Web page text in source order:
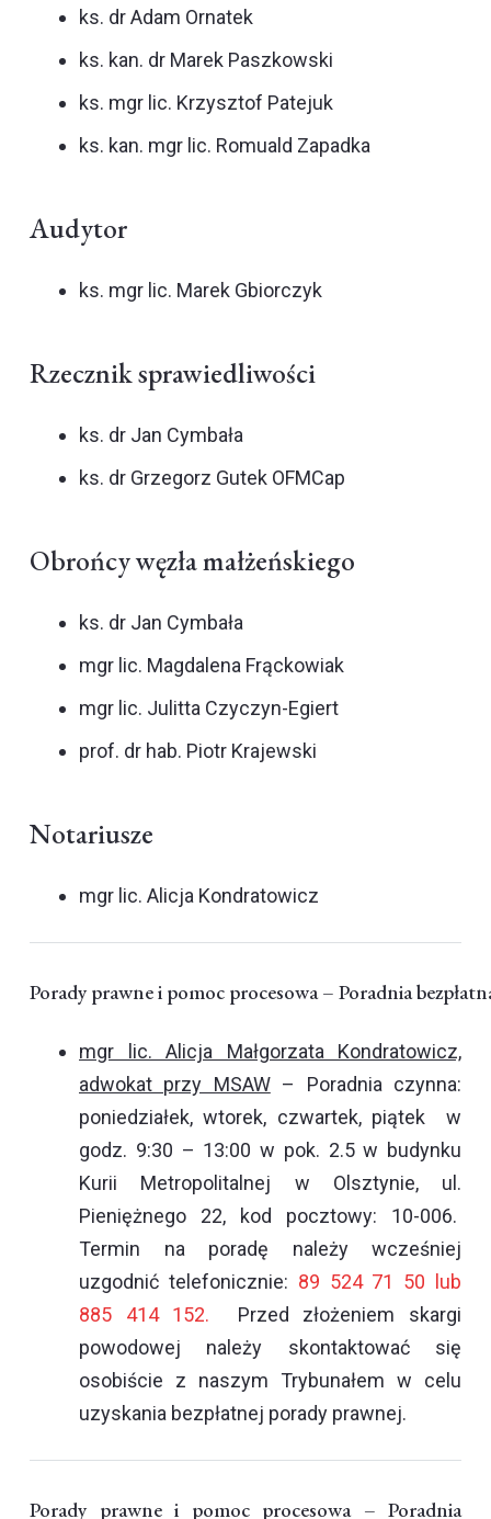
ks. dr Adam Ornatek
ks. kan. dr Marek Paszkowski
ks. mgr lic. Krzysztof Patejuk
ks. kan. mgr lic. Romuald Zapadka
Audytor
ks. mgr lic. Marek Gbiorczyk
Rzecznik sprawiedliwości
ks. dr Jan Cymbała
ks. dr Grzegorz Gutek OFMCap
Obrońcy węzła małżeńskiego
ks. dr Jan Cymbała
mgr lic. Magdalena Frąckowiak
mgr lic. Julitta Czyczyn-Egiert
prof. dr hab. Piotr Krajewski
Notariusze
mgr lic. Alicja Kondratowicz
Porady prawne i pomoc procesowa – Poradnia
mgr lic. Alicja Małgorzata Kondratowicz,
adwokat przy MSAW– Poradnia czynna:
poniedziałek, wtorek, czwartek, piątek w
godz. 9:30 – 13:00 w pok. 2.5 w budynku
Kurii Metropolitalnej w Olsztynie, ul.
Pieniężnego 22, kod pocztowy: 10-006.
Termin na poradę należy wcześniej
uzgodnić telefonicznie: 89 524 71 50 lub
885 414 152. Przed złożeniem skargi
powodowej należy skontaktować się
osobiście z naszym Trybunałem w celu
uzyskania bezpłatnej porady prawnej.
Porady prawne i pomoc procesowa – Poradnia